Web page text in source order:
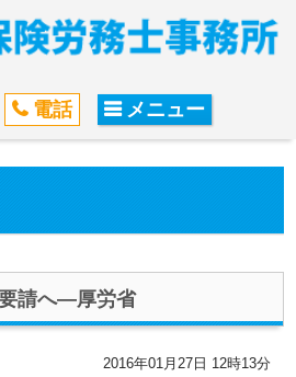
電話 メニュー
請へ―厚労省
2016年01月27日 12時13分